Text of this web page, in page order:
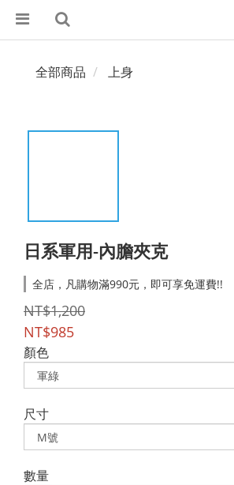
全部商品 上身
日系軍用-內膽夾克
全店，凡購物滿990元，即可享免運費!!
NT$1,200
NT$985
顏色
尺寸
數量